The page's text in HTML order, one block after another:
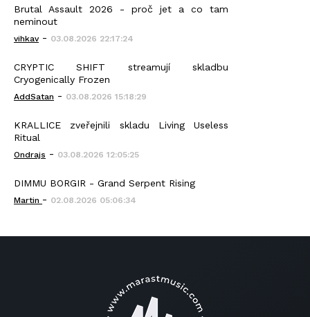
Brutal Assault 2026 - proč jet a co tam
neminout
vihkav- 03.08.2026 22:17:24
CRYPTIC SHIFT streamují skladbu
Cryogenically Frozen
AddSatan - 03.08.2026 15:18:29
KRALLICE zveřejnili skladu Living Useless
Ritual
Ondrajs - 03.08.2026 12:05:25
DIMMU BORGIR - Grand Serpent Rising
Martin - 02.08.2026 05:06:34